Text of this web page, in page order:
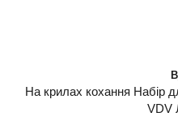
На крилах кохання Набір
VDV